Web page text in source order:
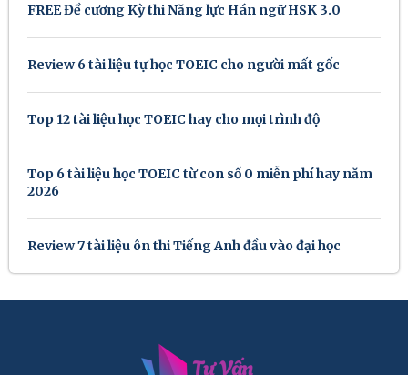
FREE Đề cương Kỳ thi Năng lực Hán ngữ HSK 3.0
Review 6 tài liệu tự học TOEIC cho người mất gốc
Top 12 tài liệu học TOEIC hay cho mọi trình độ
Top 6 tài liệu học TOEIC từ con số 0 miễn phí hay năm
2026
Review 7 tài liệu ôn thi Tiếng Anh đầu vào đại học